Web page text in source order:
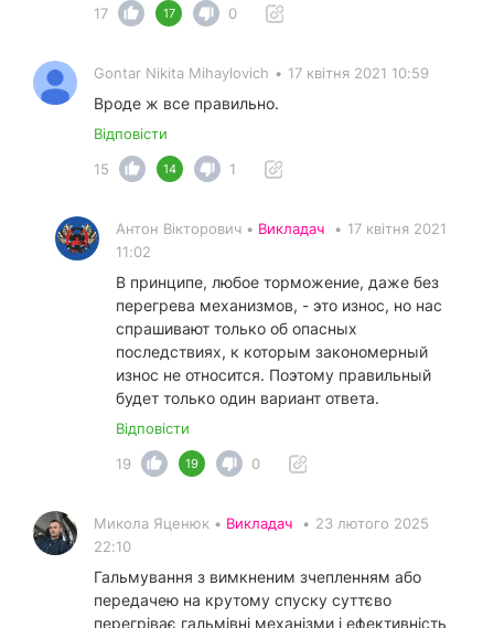
17
17 0
Gontar Nikita Mihaylovich • 17 квітня 2021 10:59
Вроде ж все правильно.
Відповісти
15
14 1
Антон Вікторович • Викладач • 17 квітня 2021
11:02
В принципе, любое торможение, даже без
перегрева механизмов, - это износ, но нас
спрашивают только об опасных
последствиях, к которым закономерный
износ не относится. Поэтому правильный
будет только один вариант ответа.
Відповісти
19
19 0
Микола Яценюк • Викладач • 23 лютого 2025
22:10
Гальмування з вимкненим зчепленням або
передачею на крутому спуску суттєво
перегріває гальмівні механізми і ефективність